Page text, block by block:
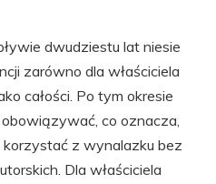
dwudziestu lat niesie
zarówno dla właściciela
całości. Po tym okresie
co oznacza,
z wynalazku bez
Dla właściciela